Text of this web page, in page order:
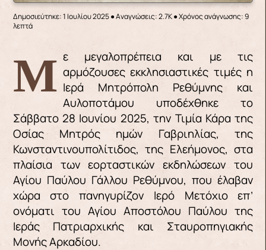
Δημοσιεύτηκε: 1 Ιουλίου 2025●Αναγνώσεις: 2.7K● Χρόνος ανάγνωσης: 9
λεπτά
Με μεγαλοπρέπεια και με τις αρμόζουσες εκκλησιαστικές τιμές η
Ιερά Μητρόπολη Ρεθύμνης και
Αυλοποτάμου υποδέχθηκε το
Σάββατο 28 Ιουνίου 2025, την Τιμία Κάρα της
Οσίας Μητρός ημών Γαβριηλίας, της
Κωνσταντινουπολίτιδος, της Ελεήμονος, στα
πλαίσια των εορταστικών εκδηλώσεων του
Αγίου Παύλου Γάλλου Ρεθύμνου, που έλαβαν
χώρα στο πανηγυρίζον Ιερό Μετόχιο επ’
ονόματι του Αγίου Αποστόλου Παύλου της
Ιεράς Πατριαρχικής και Σταυροπηγιακής
Μονής Αρκαδίου.